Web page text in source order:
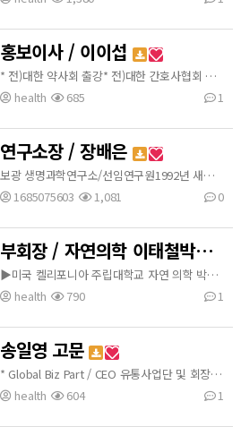
홍보이사 / 이이섭
* 전)대한 약사회 출강* 전)대한 간호사협회 출강* 전)학원연합회 출강* 전)소상공인지원센터 건강 자문위원* 전)학교 교직원 건강 세미나
health
685 1
연구소장 / 장배은
보광 생명과학연구소/선임연구원1992년 새생명 바이오 메디컬 연구소 선임연구원 1998년 에스메딕 바이오/연구소장2003년 나노분자 바이오 대표이사 2009년 2020년 혈관관리협회 연구소장/기술고문 2018년 대한민국 환경봉사대상 2019년 대한민국 환경봉사대상
1685075603
1,081 0
부회장 / 자연의학 이태철박사
▶미국 켈리포니아 주립대학교 자연 의학 박사▶대한통합의학 연구원 대표 원장▶한국 혈관관리협회 부회장 ▶한방통합의학회 정회원▶대한 의사 신경학회 정회원▶전) 대한통합 한방병원 대표▶주) 침향농장 대표▶건강관리사 1급▶실버건강지도사 1급▶심리상담사 1급▶청각관리사 1급▶인지행동심리상담사 1급▶노인심리상담사 1급
health
790 1
송일영 고문
* Global Biz Part / CEO 유통사업단 및 회장* 양돈 위탁 농장 경영 농업법인 '돈마당주식회사'
health
604 1